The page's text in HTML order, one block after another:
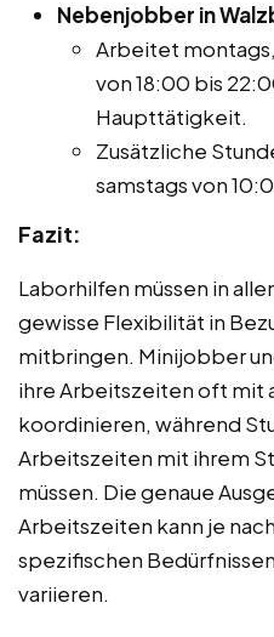
Nebenjobber in
Arbeitet
von 18:00 bis
Haupttätigkeit.
Zusätzliche
samstags von
Fazit:
Laborhilfen müssen in
gewisse Flexibilität in
mitbringen. Minijobber
ihre Arbeitszeiten oft mit
koordinieren, während
Arbeitszeiten mit ihrem
müssen. Die genaue
Arbeitszeiten kann je
spezifischen
variieren.